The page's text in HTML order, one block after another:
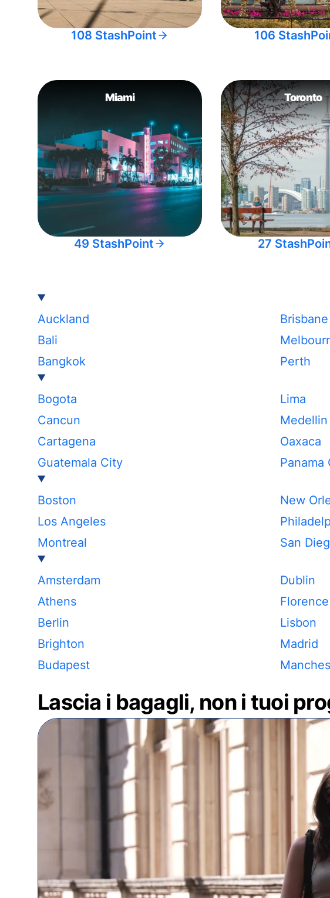
108 StashPoint 106
Miami
49 StashPoint
Toronto
27
Auckland
Bali
Bangkok
Brisbane
Perth
Bogota
Cancun
Cartagena
Guatemala City
Lima
Medellin
Oaxaca
Panama
Boston
Los Angeles
Montreal
New
San
Amsterdam
Athens
Berlin
Brighton
Budapest
Dublin
Florence
Lisbon
Madrid
Lascia i bagagli, non i tuoi